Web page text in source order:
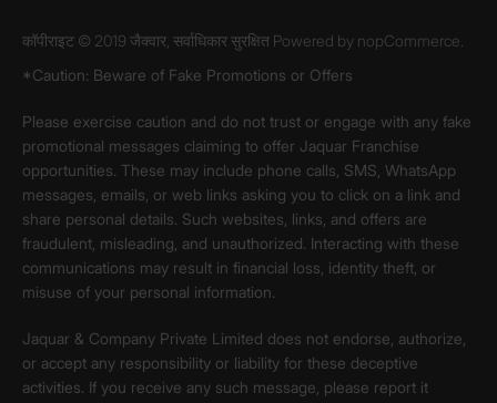
कॉपीराइट © 2019 जैक्वार, सर्वाधिकार सुरक्षित Powered by nopCommerce.
*Caution: Beware of Fake Promotions or Offers
Please exercise caution and do not trust or engage with any fake
promotional messages claiming to offer Jaquar Franchise
opportunities. These may include phone calls, SMS, WhatsApp
messages, emails, or web links asking you to click on a link and
share personal details. Such websites, links, and offers are
fraudulent, misleading, and unauthorized. Interacting with these
communications may result in financial loss, identity theft, or
misuse of your personal information.
Jaquar & Company Private Limited does not endorse, authorize,
or accept any responsibility or liability for these deceptive
activities. If you receive any such message, please report it